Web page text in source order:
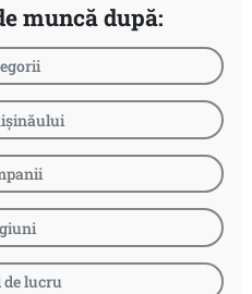
muncă după:
lucru